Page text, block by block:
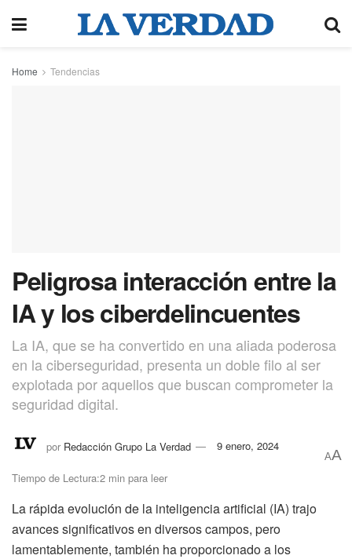
Home Tendencias
Peligrosa interacción entre la
IA y los ciberdelincuentes
La IA, que se ha convertido en una aliada poderosa
en la ciberseguridad, presenta un doble filo al ser
explotada por aquellos que buscan comprometer la
seguridad digital.
por Redacción Grupo La Verdad 9 enero, 2024
Tiempo de Lectura:2 min para leer
AA
La rápida evolución de la inteligencia artificial (IA) trajo
avances significativos en diversos campos, pero
lamentablemente, también ha proporcionado a los